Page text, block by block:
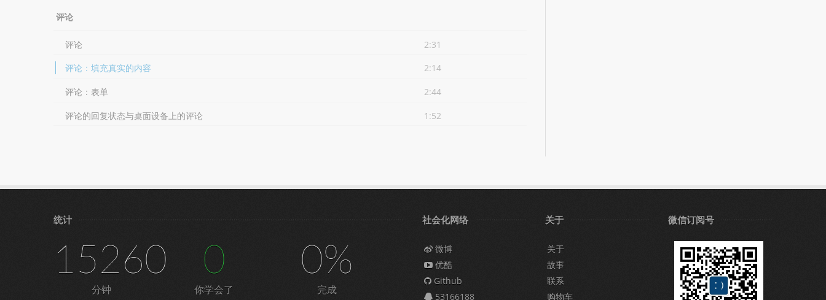
评论
评论 2:31
评论：填充真实的内容 2:14
评论：表单 2:44
评论的回复状态与桌面设备上的评论 1:52
统计
15260
分钟
0
你学会了
0%
完成
社会化网络
微博
优酷
Github
53166188
关于
关于
故事
联系
购物车
微信订阅号